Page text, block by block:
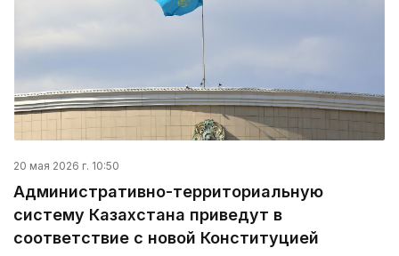
20 мая 2026 г. 10:50
Административно-территориальную
систему Казахстана приведут в
соответствие с новой Конституцией